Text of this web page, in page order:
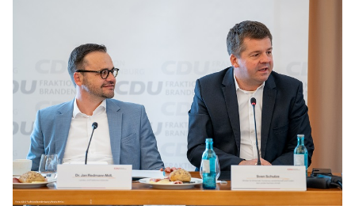
MEIN WAHLKREIS
ZIELE
Redebeiträge
Anträge CDU
Kleine Anfragen
CDU Deutschland